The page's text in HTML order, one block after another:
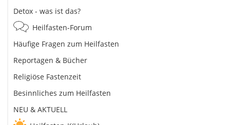
Detox - was ist das?
Heilfasten-Forum
Häufige Fragen zum Heilfasten
Reportagen & Bücher
Religiöse Fastenzeit
Besinnliches zum Heilfasten
NEU & AKTUELL